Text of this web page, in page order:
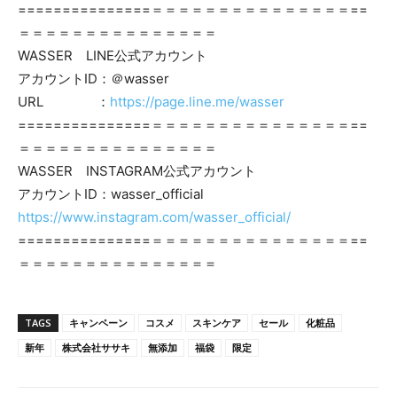
===============＝＝＝＝＝＝＝＝＝＝＝＝＝＝＝==
＝＝＝＝＝＝＝＝＝＝＝＝＝＝＝
WASSER LINE公式アカウント
アカウントID：＠wasser
URL ： https://page.line.me/wasser
===============＝＝＝＝＝＝＝＝＝＝＝＝＝＝＝==
＝＝＝＝＝＝＝＝＝＝＝＝＝＝＝
WASSER INSTAGRAM公式アカウント
アカウントID：wasser_official
https://www.instagram.com/wasser_official/
===============＝＝＝＝＝＝＝＝＝＝＝＝＝＝＝==
＝＝＝＝＝＝＝＝＝＝＝＝＝＝＝
TAGS キャンペーン コスメ スキンケア セール
化粧品
新年
株式会社ササキ 無添加 福袋 限定